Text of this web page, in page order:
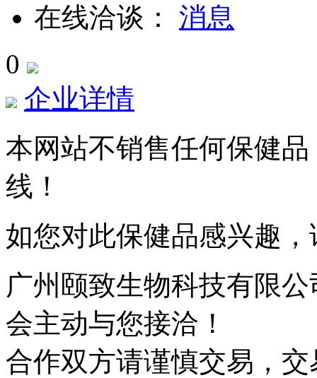
在线洽谈：
0
企业详情
本网站不销售任何保健
线！
如您对此保健品感兴趣
广州颐致生物科技有限公
会主动与您接洽！
合作双方请谨慎交易，